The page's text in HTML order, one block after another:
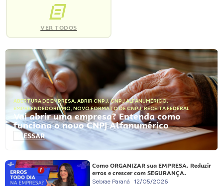
VER TODOS
ABERTURA DE EMPRESA, ABRIR CNPJ,CNPJ ALFANUMÉRICO,
EMPREENDEDORISMO, NOVO FORMATO DE CNPJ,RECEITA FEDERAL
Vai abrir uma empresa? Entenda como
funciona o novo CNPJ Alfanumérico
ACESSAR
Como ORGANIZAR sua EMPRESA. Reduzir
erros e crescer com SEGURANÇA.
Sebrae Paraná 12/05/2026